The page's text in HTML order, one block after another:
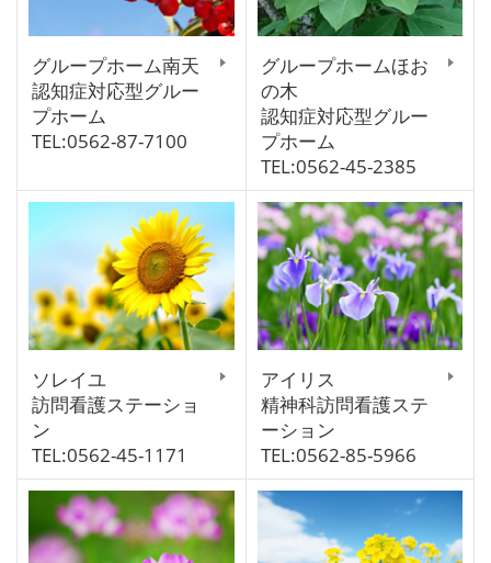
グループホーム南天
認知症対応型グルー
プホーム
TEL:0562-87-7100
グループホームほお
の木
認知症対応型グルー
プホーム
TEL:0562-45-2385
ソレイユ
訪問看護ステーショ
ン
TEL:0562-45-1171
アイリス
精神科訪問看護ステ
ーション
TEL:0562-85-5966